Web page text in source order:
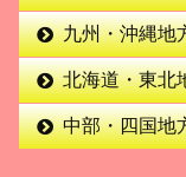
九州・沖縄地
北海道・東北
中部・四国地